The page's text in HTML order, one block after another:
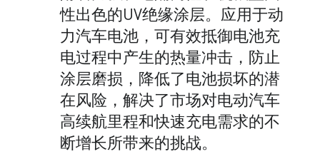
性出色的UV绝缘涂层。应用于动
力汽车电池，可有效抵御电池充
电过程中产生的热量冲击，防止
涂层磨损，降低了电池损坏的潜
在风险，解决了市场对电动汽车
高续航里程和快速充电需求的不
断增长所带来的挑战。